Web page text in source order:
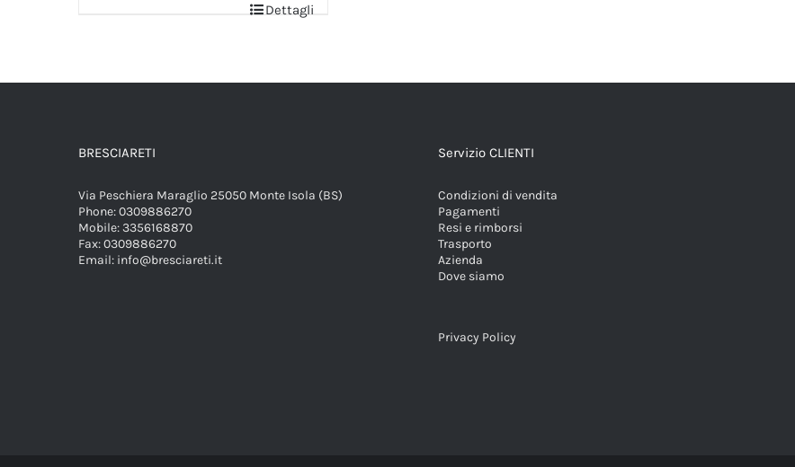
Dettagli
BRESCIARETI
Via Peschiera Maraglio 25050 Monte Isola (BS)
Phone:0309886270
Mobile:3356168870
Fax:0309886270
Email: info@bresciareti.it
Servizio CLIENTI
Condizioni di vendita
Pagamenti
Resi e rimborsi
Trasporto
Azienda
Dove siamo
Privacy Policy